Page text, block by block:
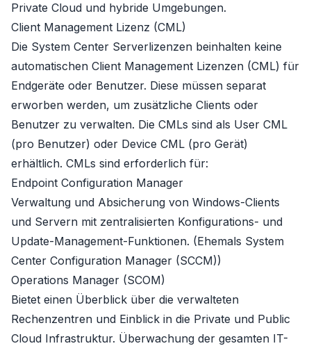
Private Cloud und hybride Umgebungen.
Client Management Lizenz (CML)
Die System Center Serverlizenzen beinhalten keine
automatischen Client Management Lizenzen (CML) für
Endgeräte oder Benutzer. Diese müssen separat
erworben werden, um zusätzliche Clients oder
Benutzer zu verwalten. Die CMLs sind als User CML
(pro Benutzer) oder Device CML (pro Gerät)
erhältlich. CMLs sind erforderlich für:
Endpoint Configuration Manager
Verwaltung und Absicherung von Windows-Clients
und Servern mit zentralisierten Konfigurations- und
Update-Management-Funktionen. (Ehemals System
Center Configuration Manager (SCCM))
Operations Manager (SCOM)
Bietet einen Überblick über die verwalteten
Rechenzentren und Einblick in die Private und Public
Cloud Infrastruktur. Überwachung der gesamten IT-